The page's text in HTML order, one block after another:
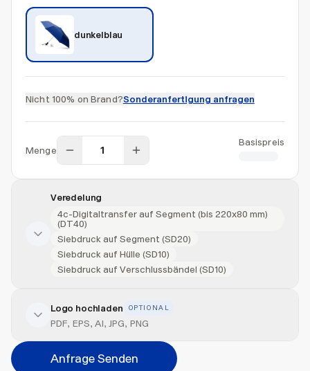
dunkelblau
Nicht 100% on Brand?Sonderanfertigung anfragen
Menge
Basispreis
Veredelung
4c-Digitaltransfer auf Segment (bis 220x80 mm)
(DT40)
Siebdruck auf Segment (SD20)
Siebdruck auf Hülle (SD10)
Siebdruck auf Verschlussbändel (SD10)
Veredelung hinzufügen
Veredelungsart
Logo hochladen OPTIONAL
PDF, EPS, AI, JPG, PNG
Anfrage Senden